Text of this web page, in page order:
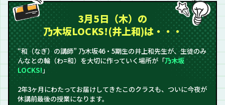
3月5日（木）の
乃木坂LOCKS!(井上和)は・・・
“和（なぎ）の講師” 乃木坂46・5期生の井上和先生が、生徒のみ
んなとの輪（わ=和）を大切に作っていく場所が「乃木坂
LOCKS!」
2年3ヶ月にわたってお届けしてきたこのクラスも、ついに今夜が
休講前最後の授業になります。